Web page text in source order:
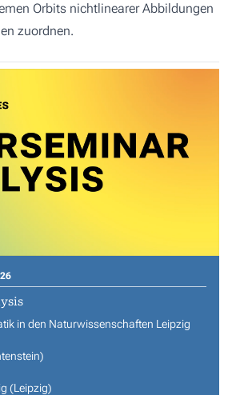
Orbits nichtlinearer Abbildungen
zuordnen.
in den Naturwissenschaften Leipzig
(Leipzig)